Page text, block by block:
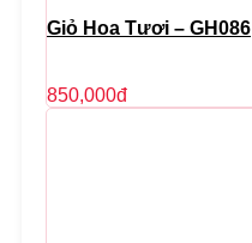
Giỏ Hoa Tươi – GH086
850,000đ